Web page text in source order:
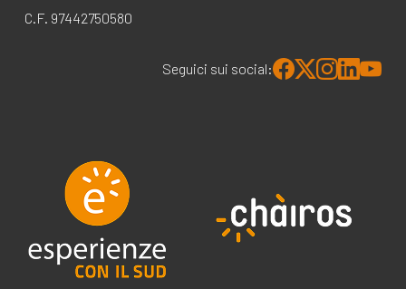
C.F. 97442750580
Seguici sui social: